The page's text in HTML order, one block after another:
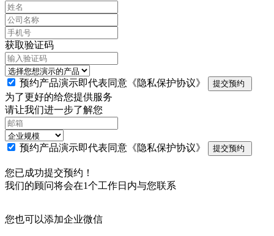
获取验证码
预约产品演示即代表同意 《隐私保护协议》 提交预约
为了更好的给您提供服务
请让我们进一步了解您
预约产品演示即代表同意 《隐私保护协议》 提交预约
您已成功提交预约！
我们的顾问将会在1个工作日内与您联系
您也可以添加企业微信